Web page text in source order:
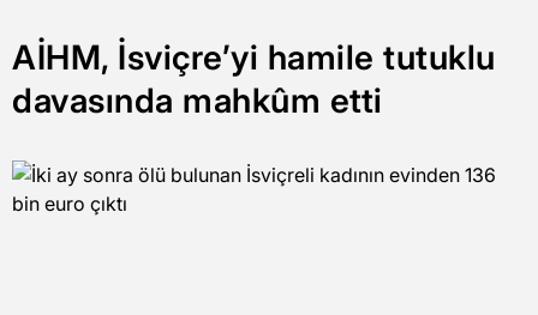
AİHM, İsviçre’yi hamile tutuklu
davasında mahkûm etti